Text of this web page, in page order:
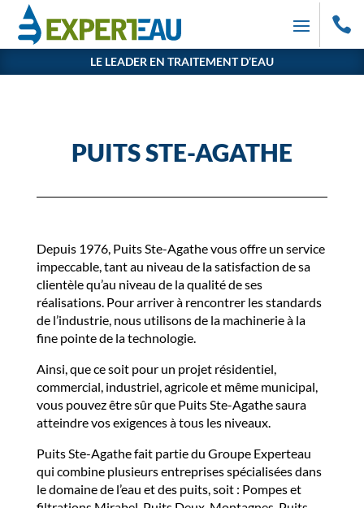

LE LEADER EN TRAITEMENT D’EAU
PUITS STE-AGATHE
Depuis 1976, Puits Ste-Agathe vous offre un service
impeccable, tant au niveau de la satisfaction de sa
clientèle qu’au niveau de la qualité de ses
réalisations. Pour arriver à rencontrer les standards
de l’industrie, nous utilisons de la machinerie à la
fine pointe de la technologie.
Ainsi, que ce soit pour un projet résidentiel,
commercial, industriel, agricole et même municipal,
vous pouvez être sûr que Puits Ste-Agathe saura
atteindre vos exigences à tous les niveaux.
Puits Ste-Agathe fait partie du Groupe Experteau
qui combine plusieurs entreprises spécialisées dans
le domaine de l’eau et des puits, soit : Pompes et